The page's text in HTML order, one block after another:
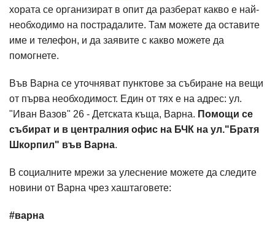
хората се организират в опит да разберат какво е най-
необходимо на пострадалите. Там можете да оставите
име и телефон, и да заявите с какво можете да
помогнете.
Във Варна се уточняват пунктове за събиране на вещи
от първа необходимост. Един от тях е на адрес: ул.
"Иван Вазов" 26 - Детската къща, Варна. Помощи се
събират и в централния офис на БЧК на ул."Братя
Шкорпил" във Варна.
В социалните мрежи за улеснение можете да следите
новини от Варна чрез хаштаговете:
‪#‎варна‬